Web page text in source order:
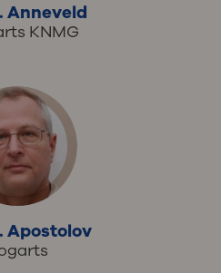
Anneveld
KNMG
Apostolov